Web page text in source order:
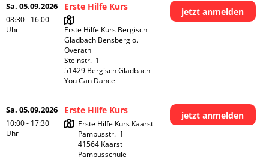
Sa. 05.09.2026
08:30 - 16:00
Uhr
Erste Hilfe Kurs
Erste Hilfe Kurs Bergisch
Gladbach Bensberg o.
Overath
Steinstr.  1
51429 Bergisch Gladbach
You Can Dance
jetzt anmelden
Sa. 05.09.2026
10:00 - 17:30
Uhr
Erste Hilfe Kurs
Erste Hilfe Kurs Kaarst
Pampusstr.  1
41564 Kaarst
Pampusschule
jetzt anmelden